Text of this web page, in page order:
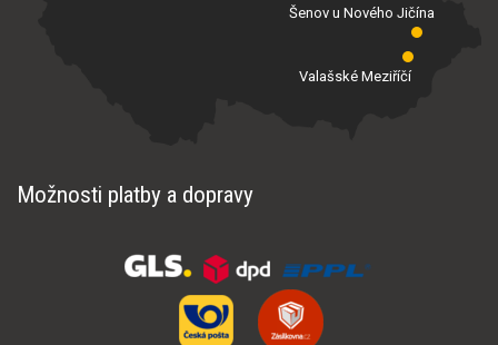
Valašské Meziříčí
Šenov u Nového Jičína
Možnosti platby a dopravy